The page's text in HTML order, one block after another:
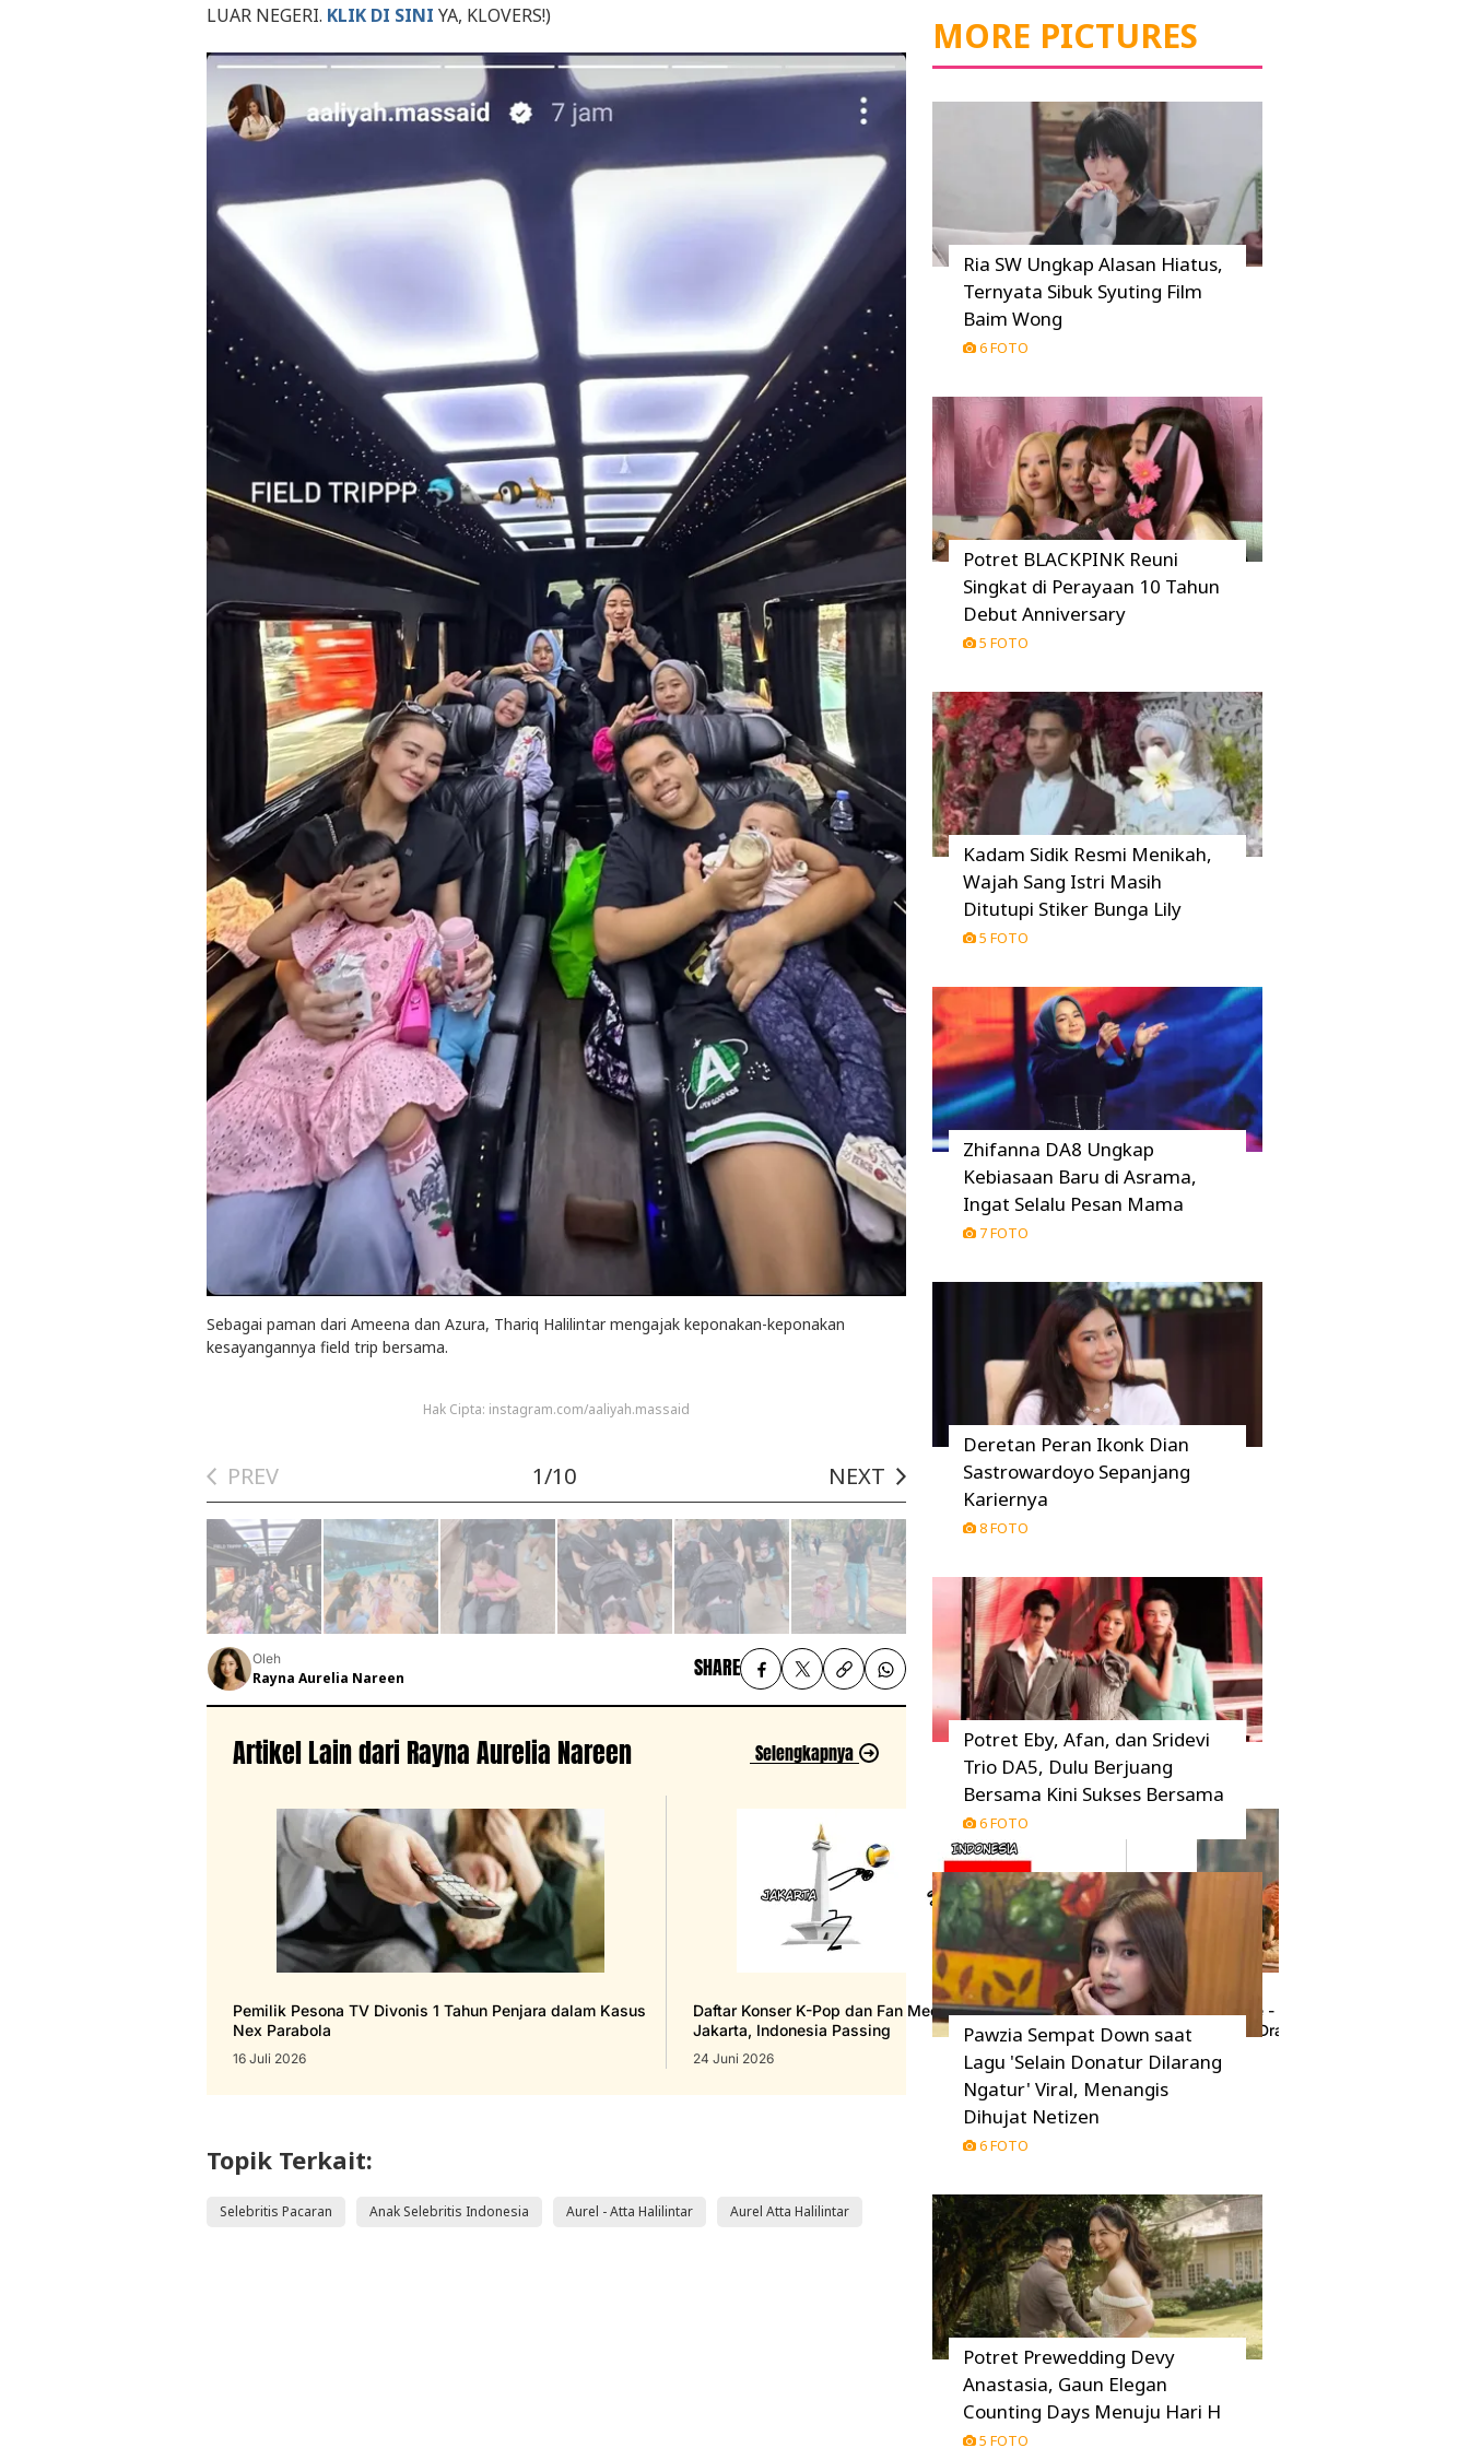
LUAR NEGERI. KLIK DI SINI YA, KLOVERS!)
Sebagai paman dari Ameena dan Azura, Thariq Halilintar mengajak keponakan-keponakan
kesayangannya field trip bersama.
Hak Cipta: instagram.com/aaliyah.massaid
PREV 1/10 NEXT
Oleh
Rayna Aurelia Nareen SHARE
Artikel Lain dari Rayna Aurelia Nareen Selengkapnya
Pemilik Pesona TV Divonis 1 Tahun Penjara dalam Kasus
Nex Parabola
16 Juli 2026
Daftar Konser K-Pop dan Fan Meeting Korea 2026 Skip
Jakarta, Indonesia Passing
24 Juni 2026
Pursuit of Jade - Zhan Zhao Adventures
Wajib Pecinta Drama Asia
18 Juni 2026
Topik Terkait:
Selebritis Pacaran Anak Selebritis Indonesia Aurel - Atta Halilintar Aurel Atta Halilintar
MORE PICTURES
Ria SW Ungkap Alasan Hiatus,
Ternyata Sibuk Syuting Film
Baim Wong
6 FOTO
Potret BLACKPINK Reuni
Singkat di Perayaan 10 Tahun
Debut Anniversary
5 FOTO
Kadam Sidik Resmi Menikah,
Wajah Sang Istri Masih
Ditutupi Stiker Bunga Lily
5 FOTO
Zhifanna DA8 Ungkap
Kebiasaan Baru di Asrama,
Ingat Selalu Pesan Mama
7 FOTO
Deretan Peran Ikonk Dian
Sastrowardoyo Sepanjang
Kariernya
8 FOTO
Potret Eby, Afan, dan Sridevi
Trio DA5, Dulu Berjuang
Bersama Kini Sukses Bersama
6 FOTO
Pawzia Sempat Down saat
Lagu 'Selain Donatur Dilarang
Ngatur' Viral, Menangis
Dihujat Netizen
6 FOTO
Potret Prewedding Devy
Anastasia, Gaun Elegan
Counting Days Menuju Hari H
5 FOTO